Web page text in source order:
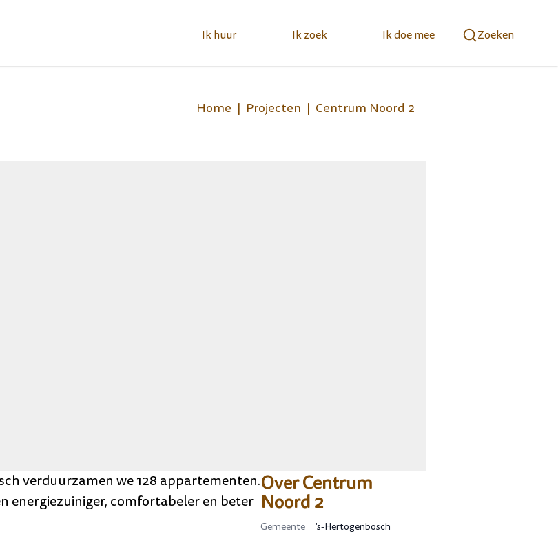
Ik huur Ik zoek Ik doe mee Zoeken
Home Projecten Centrum Noord 2
verduurzamen we 128 appartementen.
energiezuiniger, comfortabeler en beter
OverCentrum
Noord 2
Gemeente
's-Hertogenbosch